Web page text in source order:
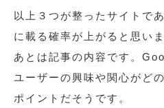
以上３つが整ったサイトで
に載る確率が上がると思いま
あとは記事の内容です。
ユーザーの興味や関心がど
ポイントだそうです。